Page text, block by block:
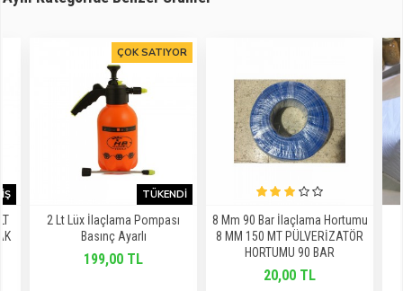
ÇOK SATIYOR
TÜKENDI
2 Lt Lüx İlaçlama Pompası
Basınç Ayarlı
199,00 TL
8 Mm 90 Bar İlaçlama Hortumu
8 MM 150 MT PÜLVERİZATÖR
HORTUMU 90 BAR
20,00 TL